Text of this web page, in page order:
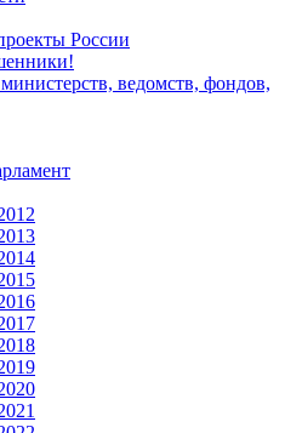
России
ведомств, фондов,